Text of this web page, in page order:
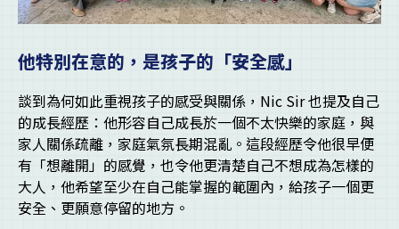
他特別在意的，是孩子的「安全感」
談到為何如此重視孩子的感受與關係，Nic Sir 也提及自己
的成長經歷：他形容自己成長於一個不太快樂的家庭，與
家人關係疏離，家庭氣氛長期混亂。這段經歷令他很早便
有「想離開」的感覺，也令他更清楚自己不想成為怎樣的
大人，他希望至少在自己能掌握的範圍內，給孩子一個更
安全、更願意停留的地方。